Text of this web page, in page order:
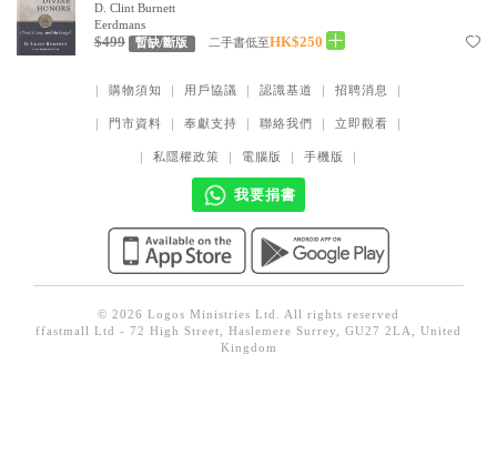
教會歷史
教會事工
社會／倫理
哲學／宗教比較
見證／傳記
D. Clint Burnett
Eerdmans
$499 暫缺/斷版 二手書低至HK$250
｜ 購物須知 ｜ 用戶協議 ｜ 認識基道 ｜ 招聘消息 ｜
｜ 門市資料 ｜ 奉獻支持 ｜ 聯絡我們 ｜ 立即觀看 ｜
｜ 私隱權政策 ｜ 電腦版 ｜ 手機版 ｜
我要捐書
© 2026 Logos Ministries Ltd. All rights reserved
ffastmall Ltd - 72 High Street, Haslemere Surrey, GU27 2LA, United
Kingdom